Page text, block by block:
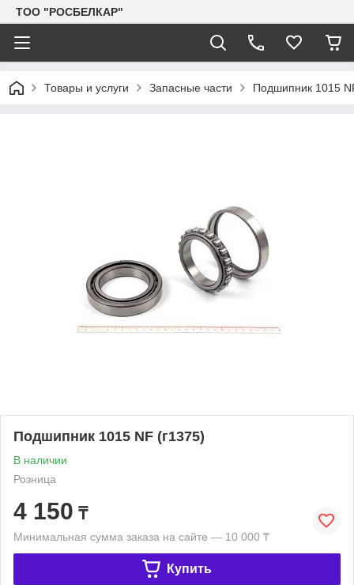
TOO "РОСБЕЛКАР"
Товары и услуги Запасные части Подшипник 1015
Подшипник 1015 NF (г1375)
В наличии
Розница
4 150 ₸
Минимальная сумма заказа на сайте — 10 000 ₸
Купить